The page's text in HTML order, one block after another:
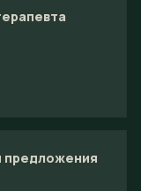
предложения